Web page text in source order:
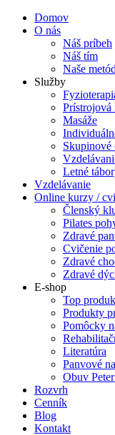
Domov
O nás
Náš príbeh
Náš tím
Naše
Služby
Prístrojová
Masáže
Skupinové
Letné
Vzdelávanie
Online kurzy /
Členský
Pilates
Zdravé
Cvičenie
Zdravé
Zdravé
E-shop
Top
Produkty
Pomôcky
Literatúra
Panvové
Obuv
Rozvrh
Cenník
Blog
Kontakt